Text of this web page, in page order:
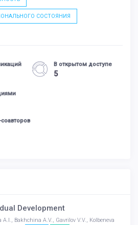
СОСТОЯНИЯ
В открытом доступе
5
Development
Bakhchina A.V., Gavrilov V.V., Kolbeneva